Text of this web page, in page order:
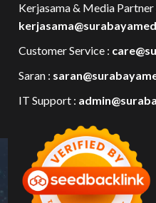
Kerjasama & Media Partner
Customer Service :
Saran :
IT Support :